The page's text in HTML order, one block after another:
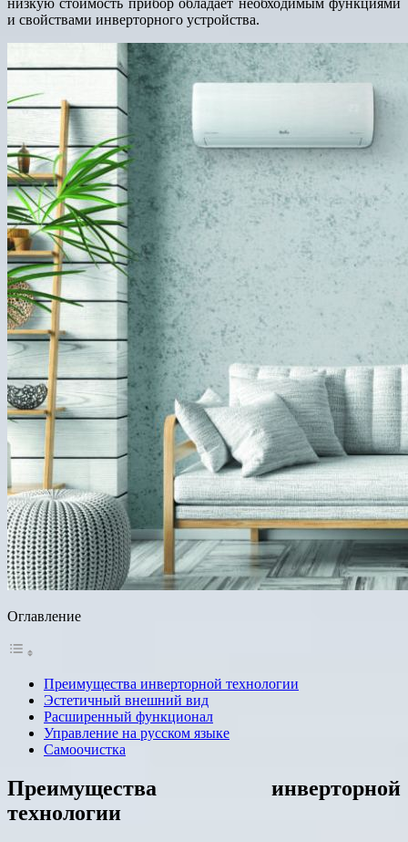
и свойствами инверторного устройства.
Оглавление
Преимущества инверторной технологии
Эстетичный внешний вид
Расширенный функционал
Управление на русском языке
Самоочистка
Преимущества инверторной
технологии